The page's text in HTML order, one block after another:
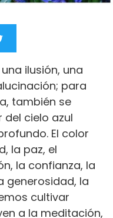
ilusión, una
para
también se
cielo azul
El color
la paz, el
la confianza, la
generosidad, la
cultivar
a la meditación,